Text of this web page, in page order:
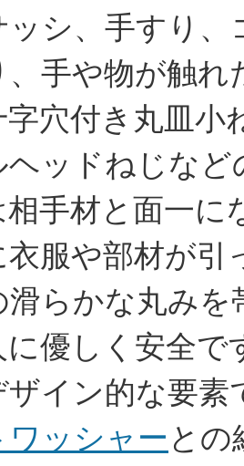
ッシ、手すり
、手や物が触
字穴付き丸皿小
ヘッドねじな
相手材と面一に
衣服や部材が
滑らかな丸み
に優しく安全で
ザイン的な要
ワッシャー との